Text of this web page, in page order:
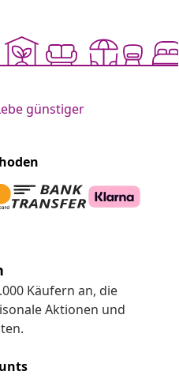
günstiger
Käufern an, die
Aktionen und